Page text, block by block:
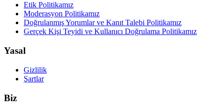
Etik Politikamız
Moderasyon Politikamız
Doğrulanmış Yorumlar ve Kanıt Talebi Politikamız
Gerçek Kişi Teyidi ve Kullanıcı Doğrulama Politikamız
Yasal
Gizlilik
Şartlar
Biz